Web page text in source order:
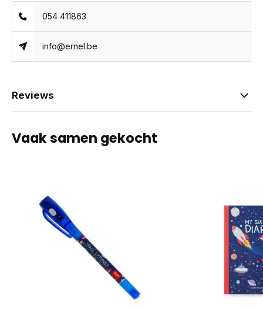
054 411863
info@ernel.be
Reviews
Vaak samen gekocht